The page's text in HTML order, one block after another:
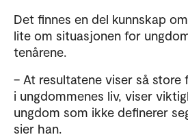
Det finnes en del kunnskap
lite om situasjonen for
tenårene.
– At resultatene viser så
i ungdommenes liv, viser
ungdom som ikke definerer
sier han.